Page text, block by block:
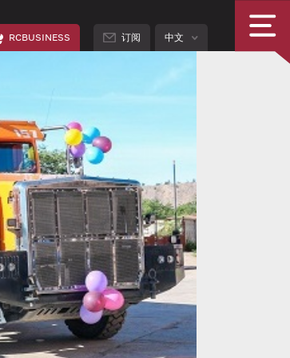
RCBUSINESS 订阅 中文